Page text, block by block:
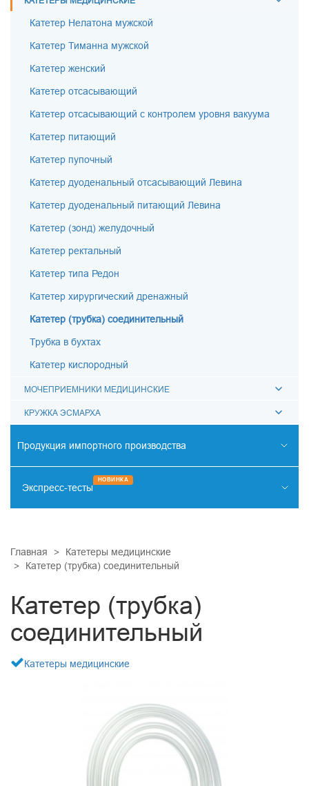
Катетер Нелатона мужской
Катетер Тиманна мужской
Катетер женский
Катетер отсасывающий
Катетер отсасывающий с контролем уровня вакуума
Катетер питающий
Катетер пупочный
Катетер дуоденальный отсасывающий Левина
Катетер дуоденальный питающий Левина
Катетер (зонд) желудочный
Катетер ректальный
Катетер типа Редон
Катетер хирургический дренажный
Катетер (трубка) соединительный
Трубка в бухтах
Катетер кислородный
МОЧЕПРИЕМНИКИ МЕДИЦИНСКИЕ
КРУЖКА ЭСМАРХА
Продукция импортного производства
РЕНТГЕНО-ЭНДОВАСКУЛЯРНАЯ ХИРУРГИЯ
ДИАЛИЗНАЯ ТЕРАПИЯ
ПСИХИАТРИЯ
КАРДИОХИРУРГИЯ
ЛАБОРАТОРНАЯ ДИАГНОСТИКА
РЕСПИРАТОРНАЯ ПОДДЕРЖКА
МАЛОИНВАЗИВНАЯ ХИРУРГИЯ
Экспресс-тесты
НОВИНКА
КАРДИОМАРКЕРЫ
ДИАГНОСТИКА ЗАБОЛЕВАНИЙ ЖКТ
ПРОЧИЕ ТЕСТЫ
Главная
Катетеры медицинские
Катетер (трубка) соединительный
Катетер (трубка)
соединительный
Катетеры медицинские